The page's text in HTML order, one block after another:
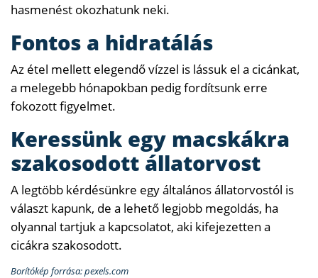
hasmenést okozhatunk neki.
Fontos a hidratálás
Az étel mellett elegendő vízzel is lássuk el a cicánkat,
a melegebb hónapokban pedig fordítsunk erre
fokozott figyelmet.
Keressünk egy macskákra
szakosodott állatorvost
A legtöbb kérdésünkre egy általános állatorvostól is
választ kapunk, de a lehető legjobb megoldás, ha
olyannal tartjuk a kapcsolatot, aki kifejezetten a
cicákra szakosodott.
Borítókép forrása: pexels.com